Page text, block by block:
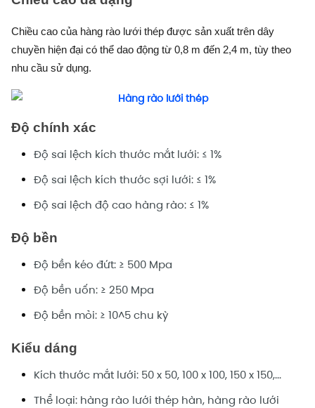
Chiều cao của hàng rào lưới thép được sản xuất trên dây
chuyền hiện đại có thể dao động từ 0,8 m đến 2,4 m, tùy theo
nhu cầu sử dụng.
Độ chính xác
Độ sai lệch kích thước mắt lưới: ≤ 1%
Độ sai lệch kích thước sợi lưới: ≤ 1%
Độ sai lệch độ cao hàng rào: ≤ 1%
Độ bền
Độ bền kéo đứt: ≥ 500 Mpa
Độ bền uốn: ≥ 250 Mpa
Độ bền mỏi: ≥ 10^5 chu kỳ
Kiểu dáng
Kích thước mắt lưới: 50 x 50, 100 x 100, 150 x 150,...
Thể loại: hàng rào lưới thép hàn, hàng rào lưới